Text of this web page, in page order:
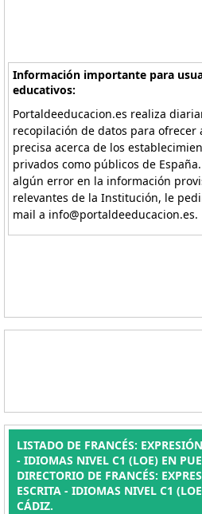
Información importante para
educativos:
Portaldeeducacion.es realiza
recopilación de datos para
precisa acerca de los
privados como públicos de
algún error en la información
relevantes de la Institución, le
mail a info@portaldeeducacion.es.
LISTADO DE FRANCÉS:
- IDIOMAS NIVEL C1 (LOE) EN
DIRECTORIO DE FRANCÉS:
ESCRITA - IDIOMAS NIVEL C1
CÁDIZ.